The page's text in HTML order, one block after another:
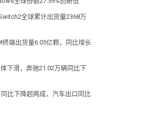
全球累计出货量2368万
端出货量6.05亿颗，同比增长
下滑，奔驰21.02万辆同比下
比下降超两成，汽车出口同比